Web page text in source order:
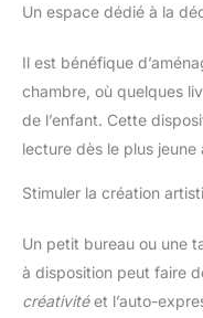
Un espace dédié à la
Il est bénéfique
chambre, où quelques
de l’enfant. Cette
lecture dès le plus jeune
Stimuler la création
Un petit bureau ou une
à disposition peut faire
créativitéet l’auto-